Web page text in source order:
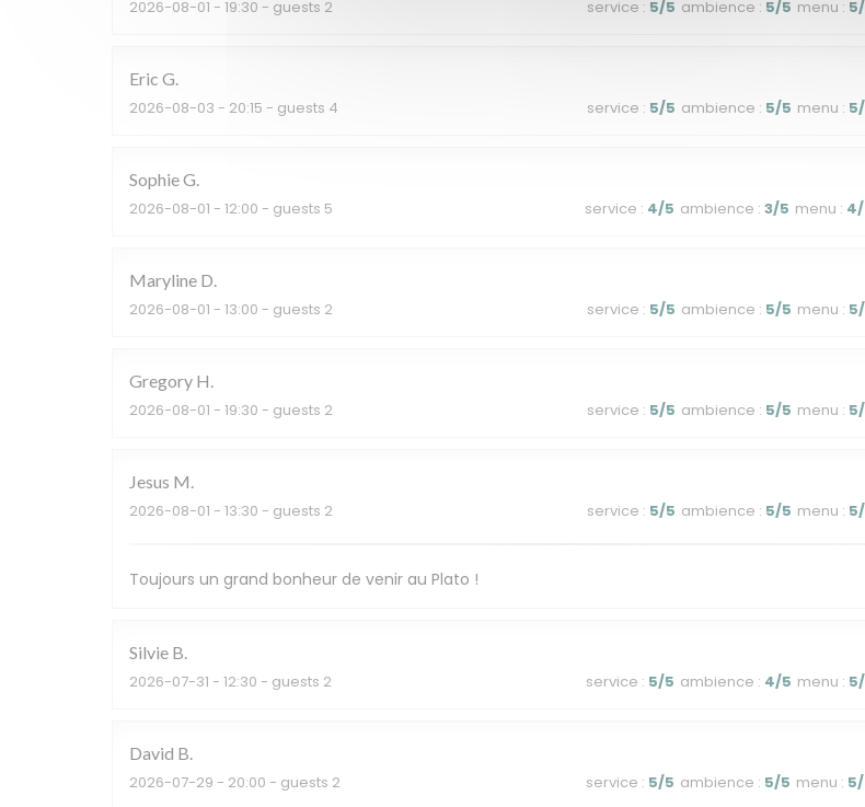
2026-08-01 - 19:30 - guests 2 service : 5/5 ambience : 5/5 menu : 5
Eric G
2026-08-03 - 20:15 - guests 4 service : 5/5 ambience : 5/5 menu : 5
SophieG
2026-08-01 - 12:00 - guests 5 service : 4/5 ambience : 3/5 menu : 4
Maryline D
2026-08-01 - 13:00 - guests 2 service : 5/5 ambience : 5/5 menu : 5
Gregory H
2026-08-01 - 19:30 - guests 2 service : 5/5 ambience : 5/5 menu : 5
Jesus M
2026-08-01 - 13:30 - guests 2 service : 5/5 ambience : 5/5 menu : 5
Toujours un grand bonheur de venir au Plato !
Silvie B
2026-07-31 - 12:30 - guests 2 service : 5/5 ambience : 4/5 menu : 5
David B
2026-07-29 - 20:00 - guests 2 service : 5/5 ambience : 5/5 menu : 5